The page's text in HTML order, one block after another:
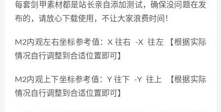
每套剑甲素材都是站长亲自添加测试，确保没问题在发
布的，请放心下载使用，不让大家浪费时间！
M2内观左右坐标参考值：X 往右 -X 往左 【根据实际
情况自行调整到合适位置即可】
M2内观上下坐标参考值：Y 往下 -Y 往上 【根据实际
情况自行调整到合适位置即可】